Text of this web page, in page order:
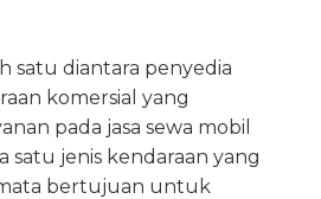
satu diantara penyedia
komersial yang
pada jasa sewa mobil
satu jenis kendaraan yang
bertujuan untuk